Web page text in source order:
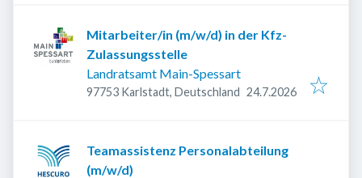
Mitarbeiter/in (m/w/d) in der Kfz-
Zulassungsstelle
Landratsamt Main-Spessart
97753 Karlstadt, Deutschland Veröffentlicht:
24.7.2026
Teamassistenz Personalabteilung
(m/w/d)